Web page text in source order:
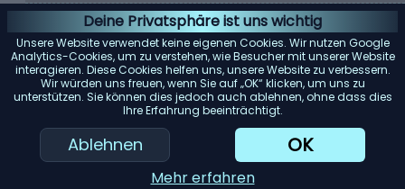
Deine Privatsphäre ist uns wichtig
Unsere Website verwendet keine eigenen Cookies. Wir nutzen Google
Analytics-Cookies, um zu verstehen, wie Besucher mit unserer Website
interagieren. Diese Cookies helfen uns, unsere Website zu verbessern.
Wir würden uns freuen, wenn Sie auf „OK“ klicken, um uns zu
unterstützen. Sie können dies jedoch auch ablehnen, ohne dass dies
Ihre Erfahrung beeinträchtigt.
Ablehnen OK
Mehr erfahren
Größe und Stauraum: Überlegen Sie, wie viel Stauraum
Sie benötigen und wie viel Platz in Ihrem Zimmer zur
Verfügung steht. Messen Sie den Bereich, in dem Sie die
Kommode aufstellen möchten, um sicherzustellen, dass
sie passt.
Konstruktion der Schubladen: Suchen Sie nach
Schubladen mit Schwalbenschwanzverbindungen, da
diese stabiler sind. Vollauszugsführungen ermöglichen
zudem einen einfachen Zugriff auf den gesamten Inhalt